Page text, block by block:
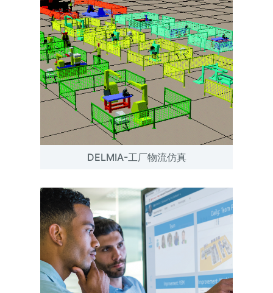
DELMIA-工厂物流仿真